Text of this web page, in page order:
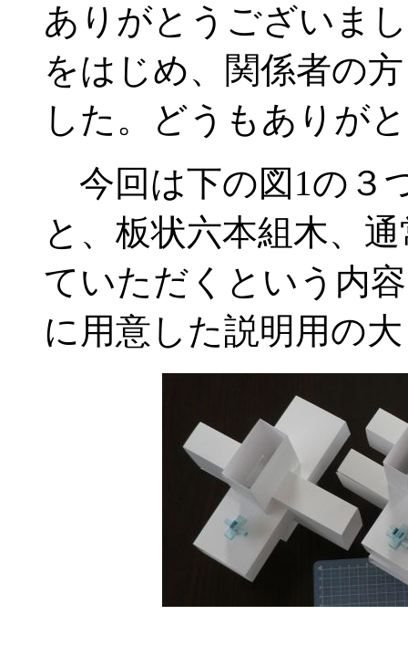
ありがとうございま
をはじめ、関係者の
した。どうもありが
今回は下の図1の３
と、板状六本組木、
ていただくという内
に用意した説明用の